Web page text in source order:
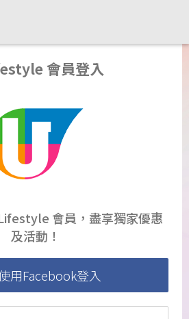
會員登入
會員，盡享獨家優惠
及活動！
用Facebook登入